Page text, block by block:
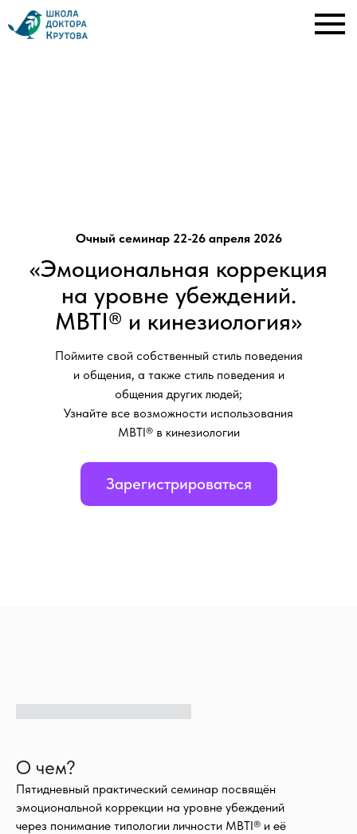
«Эмоциональная коррекция
на уровне убеждений.
MBTI® и кинезиология»
Поймите свой собственный стиль поведения
и общения, а также стиль поведения и
общения других людей;
Узнайте все возможности использования
MBTI® в кинезиологии
Зарегистрироваться
Очный семинар 22-26 апреля 2026
Пятидневный практический семинар посвящён
эмоциональной коррекции на уровне убеждений
через понимание типологии личности MBTI® и её
О чем?